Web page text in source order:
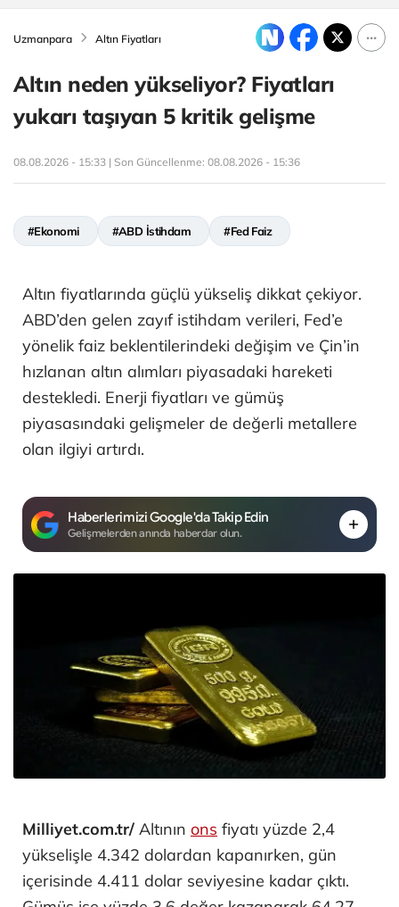
Uzmanpara Altın Fiyatları
Altın neden yükseliyor? Fiyatları
yukarı taşıyan 5 kritik gelişme
08.08.2026 - 15:33 | Son Güncellenme: 08.08.2026 - 15:36
#Ekonomi #ABD İstihdam #Fed Faiz
Altın fiyatlarında güçlü yükseliş dikkat çekiyor.
ABD’den gelen zayıf istihdam verileri, Fed’e
yönelik faiz beklentilerindeki değişim ve Çin’in
hızlanan altın alımları piyasadaki hareketi
destekledi. Enerji fiyatları ve gümüş
piyasasındaki gelişmeler de değerli metallere
olan ilgiyi artırdı.
Haberlerimizi Google'da Takip Edin
Gelişmelerden anında haberdar olun.
Milliyet.com.tr/ Altının ons fiyatı yüzde 2,4
yükselişle 4.342 dolardan kapanırken, gün
içerisinde 4.411 dolar seviyesine kadar çıktı.